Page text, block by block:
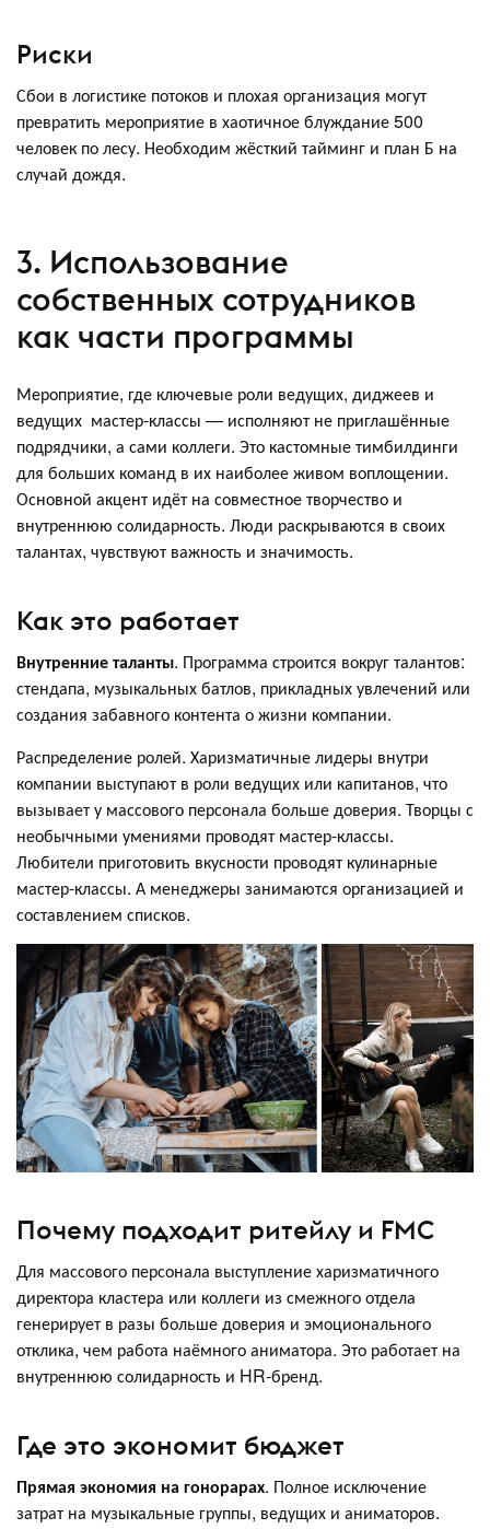
Риски
Сбои в логистике потоков и плохая организация могут
превратить мероприятие в хаотичное блуждание 500
человек по лесу. Необходим жёсткий тайминг и план Б на
случай дождя.
3. Использование
собственных сотрудников
как части программы
Мероприятие, где ключевые роли ведущих, диджеев и
ведущих мастер-классы — исполняют не приглашённые
подрядчики, а сами коллеги. Это кастомные тимбилдинги
для больших команд в их наиболее живом воплощении.
Основной акцент идёт на совместное творчество и
внутреннюю солидарность. Люди раскрываются в своих
талантах, чувствуют важность и значимость.
Как это работает
Внутренние таланты. Программа строится вокруг талантов:
стендапа, музыкальных батлов, прикладных увлечений или
создания забавного контента о жизни компании.
Распределение ролей. Харизматичные лидеры внутри
компании выступают в роли ведущих или капитанов, что
вызывает у массового персонала больше доверия. Творцы с
необычными умениями проводят мастер-классы.
Любители приготовить вкусности проводят кулинарные
мастер-классы. А менеджеры занимаются организацией и
составлением списков.
Почему подходит ритейлу и FMC
Для массового персонала выступление харизматичного
директора кластера или коллеги из смежного отдела
генерирует в разы больше доверия и эмоционального
отклика, чем работа наёмного аниматора. Это работает на
внутреннюю солидарность и HR-бренд.
Где это экономит бюджет
Прямая экономия на гонорарах. Полное исключение
затрат на музыкальные группы, ведущих и аниматоров.